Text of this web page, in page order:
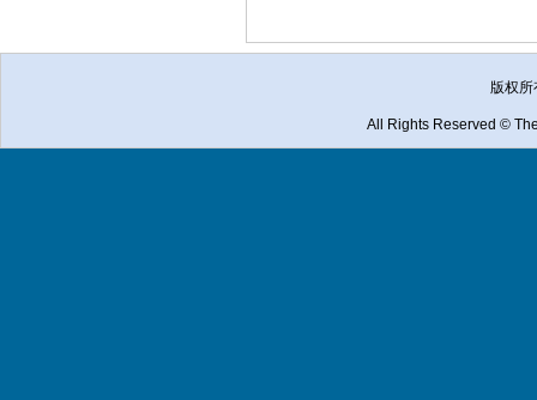
版权
All Rights Reserved ©